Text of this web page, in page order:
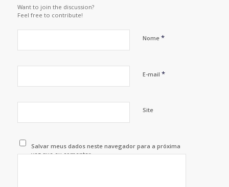
Want to join the discussion?
Feel free to contribute!
Nome *
E-mail *
Site
Salvar meus dados neste navegador para a próxima
vez que eu comentar.